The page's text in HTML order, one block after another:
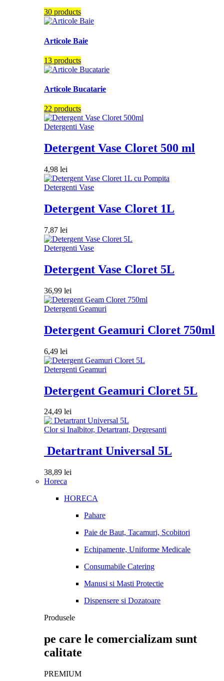
30 products
Articole Baie
13 products
Articole Bucatarie
22 products
Detergenti Vase
Detergent Vase Cloret 500 ml
4,98 lei
Detergenti Vase
Detergent Vase Cloret 1L
7,87 lei
Detergenti Vase
Detergent Vase Cloret 5L
36,99 lei
Detergenti Geamuri
Detergent Geamuri Cloret 750ml
6,49 lei
Detergenti Geamuri
Detergent Geamuri Cloret 5L
24,49 lei
Clor si Inalbitor, Detartrant, Degresanti
Detartrant Universal 5L
38,89 lei
Horeca
HORECA
Pahare
Paie de Baut, Tacamuri, Scobitori
Echipamente, Uniforme Medicale
Consumabile Catering
Manusi si Masti Protectie
Dispensere si Dozatoare
Produsele
pe care le comercializam sunt
calitate
PREMIUM